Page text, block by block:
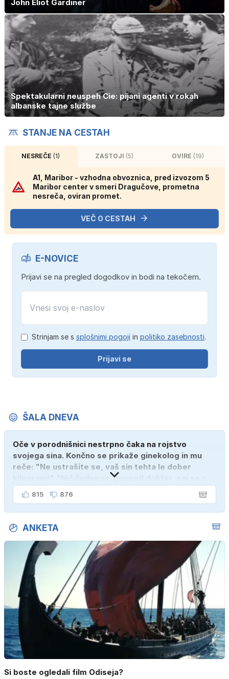
John Eliot Gardiner
Spektakularni neuspeh Cie: pijani agenti v rokah
albanske tajne službe
STANJE NA CESTAH
NESREČE(1) ZASTOJI (5) OVIRE (19)
A1, Maribor - vzhodna obvoznica, pred izvozom 5
Maribor center v smeri Dragučove, prometna
nesreča, oviran promet.
VEČ O CESTAH
E-NOVICE
Prijavi se na pregled dogodkov in bodi na tekočem.
Strinjam se s splošnimi pogoji in politiko zasebnosti.
Prijavi se
ŠALA DNEVA
Oče v porodnišnici nestrpno čaka na rojstvo
svojega sina. Končno se prikaže ginekolog in mu
reče: "Ne ustrašite se, vaš sin tehta le dober
kilogram!" "Nič čudnega, gospod doktor, saj se z
ženo poznava šele tri mesece."
815 876
ANKETA
Si boste ogledali film Odiseja?